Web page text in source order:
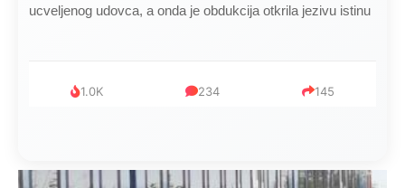
ucveljenog udovca, a onda je obdukcija otkrila jezivu istinu
1.0K 234 145